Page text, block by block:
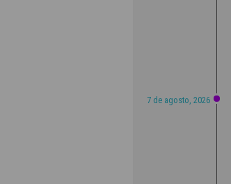
7 de agosto, 2026